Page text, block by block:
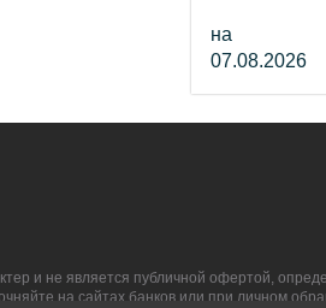
на
07.08.2026
и не является публичной офертой,
на сайтах банков или при личном